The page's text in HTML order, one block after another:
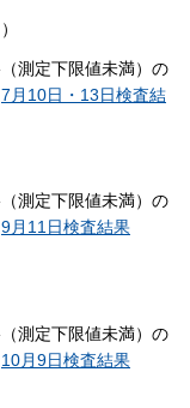
測定下限値未満）の
7月10日・13日検査結
測定下限値未満）の
9月11日検査結果
測定下限値未満）の
10月9日検査結果